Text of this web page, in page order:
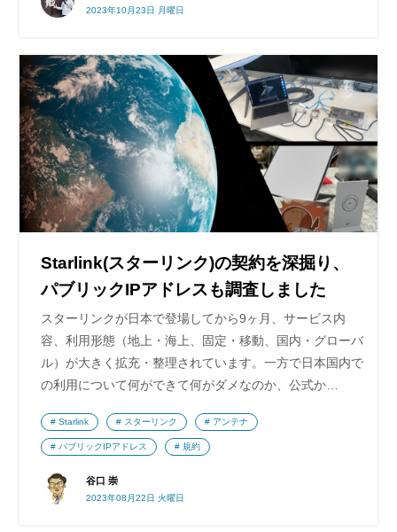
2023年10月23日 月曜日
Starlink(スターリンク)の契約を深掘り、
パブリックIPアドレスも調査しました
スターリンクが日本で登場してから9ヶ月、サービス内
容、利用形態（地上・海上、固定・移動、国内・グローバ
ル）が大きく拡充・整理されています。一方で日本国内で
の利用について何ができて何がダメなのか、公式か…
谷口 崇
2023年08月22日 火曜日
Starlink スターリンク アンテナ
パブリックIPアドレス 規約